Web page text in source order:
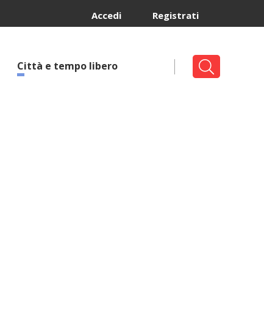
Registrati
Accedi
Città e tempo libero